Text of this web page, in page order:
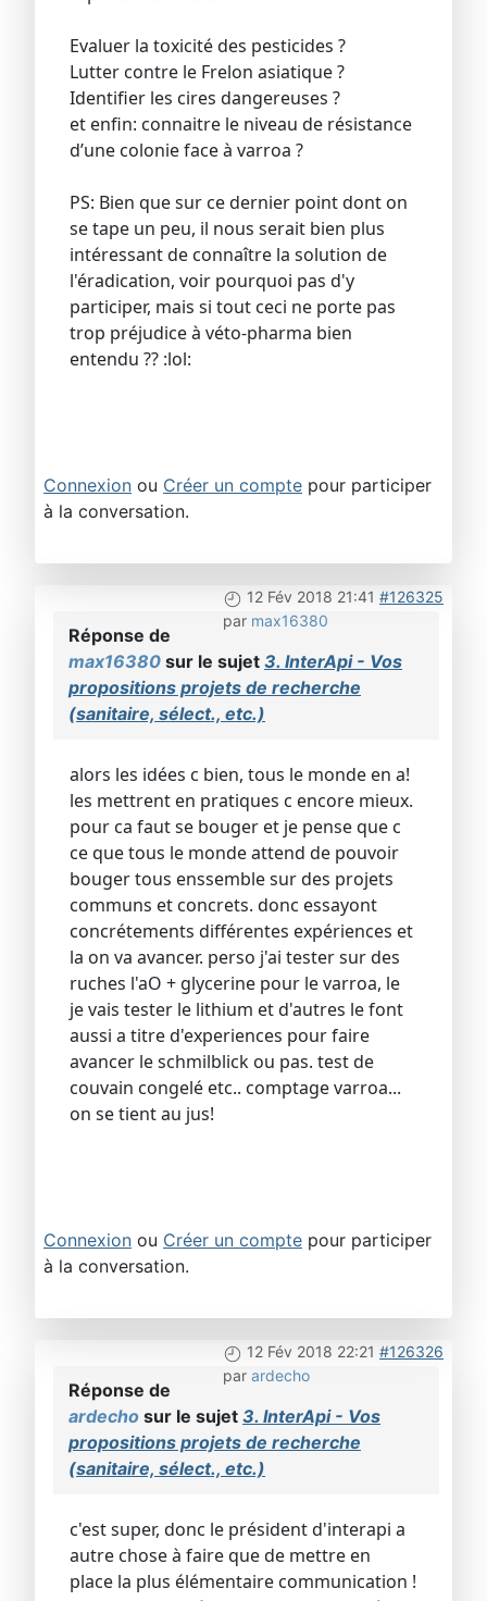
Evaluer la toxicité des pesticides ?
Lutter contre le Frelon asiatique ?
Identifier les cires dangereuses ?
et enfin: connaitre le niveau de résistance
d’une colonie face à varroa ?
PS: Bien que sur ce dernier point dont on
se tape un peu, il nous serait bien plus
intéressant de connaître la solution de
l'éradication, voir pourquoi pas d'y
participer, mais si tout ceci ne porte pas
trop préjudice à véto-pharma bien
entendu ?? :lol:
Connexion ou Créer un compte pour participer
à la conversation.
12 Fév 2018 21:41 #126325
par max16380
Réponse de
max16380 sur le sujet 3. InterApi - Vos
propositions projets de recherche
(sanitaire, sélect., etc.)
alors les idées c bien, tous le monde en a!
les mettrent en pratiques c encore mieux.
pour ca faut se bouger et je pense que c
ce que tous le monde attend de pouvoir
bouger tous enssemble sur des projets
communs et concrets. donc essayont
concrétements différentes expériences et
la on va avancer. perso j'ai tester sur des
ruches l'aO + glycerine pour le varroa, le
je vais tester le lithium et d'autres le font
aussi a titre d'experiences pour faire
avancer le schmilblick ou pas. test de
couvain congelé etc.. comptage varroa...
on se tient au jus!
Connexion ou Créer un compte pour participer
à la conversation.
12 Fév 2018 22:21 #126326
par ardecho
Réponse de
ardecho sur le sujet 3. InterApi - Vos
propositions projets de recherche
(sanitaire, sélect., etc.)
c'est super, donc le président d'interapi a
autre chose à faire que de mettre en
place la plus élémentaire communication !